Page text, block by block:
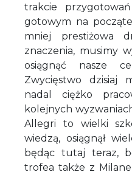
trakcie
gotowym na
mniej prestiżowa
znaczenia, musimy
osiągnąć nasze
Zwycięstwo dzisiaj
nadal ciężko
kolejnych
Allegri to wielki
wiedzą, osiągnął
będąc tutaj teraz,
trofea także z